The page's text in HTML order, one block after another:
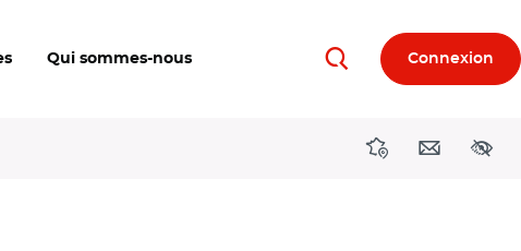
Qui sommes-nous RechercherConnexion
DirectionsContact